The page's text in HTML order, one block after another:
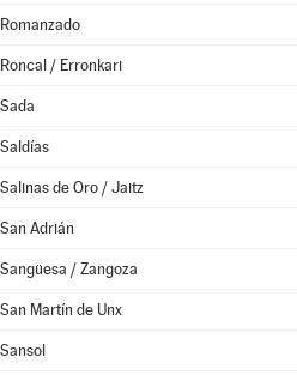
Romanzado
Roncal / Erronkari
Sada
Saldías
Salinas de Oro / Jaitz
San Adrián
Sangüesa / Zangoza
San Martín de Unx
Sansol